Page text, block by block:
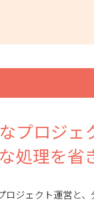
プロジェ
処理を
ロジェクト運営と